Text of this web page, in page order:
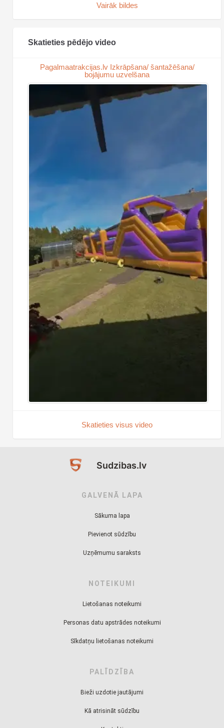
Vairāk bildes
Skatieties pēdējo video
Pagalmaatrakcijas.lv Izkrāpšana/ šantažēšana/
bojājumu uzvelšana
Skatieties visus video
Sudzibas.lv
GALVENĀ LAPA
Sākuma lapa
Pievienot sūdzību
Uzņēmumu saraksts
NOTEIKUMI
Lietošanas noteikumi
Personas datu apstrādes noteikumi
Sīkdatņu lietošanas noteikumi
PALĪDZĪBA
Bieži uzdotie jautājumi
Kā atrisināt sūdzību